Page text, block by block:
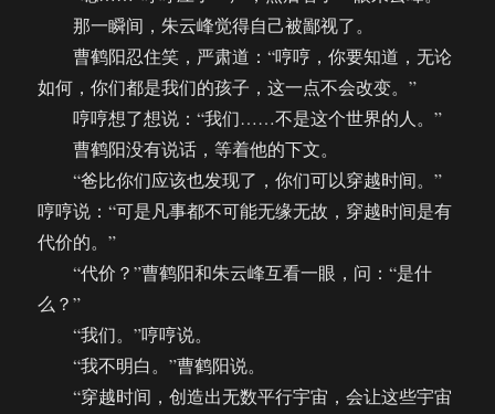
那一瞬间，朱云峰觉得自己被鄙视了。
曹鹤阳忍住笑，严肃道：“哼哼，你要知道，无论
如何，你们都是我们的孩子，这一点不会改变。”
哼哼想了想说：“我们……不是这个世界的人。”
曹鹤阳没有说话，等着他的下文。
“爸比你们应该也发现了，你们可以穿越时间。”
哼哼说：“可是凡事都不可能无缘无故，穿越时间是有
代价的。”
“代价？”曹鹤阳和朱云峰互看一眼，问：“是什
么？”
“我们。”哼哼说。
“我不明白。”曹鹤阳说。
“穿越时间，创造出无数平行宇宙，会让这些宇宙